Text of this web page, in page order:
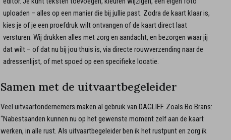
uploaden – alles op een manier die bij jullie past. Zodra de kaart klaar is,
kies je of je een proefdruk wilt ontvangen of de kaart direct laat
versturen. Wij drukken alles met zorg en aandacht, en bezorgen waar jij
dat wilt – of dat nu bij jou thuis is, via directe rouwverzending naar de
adressenlijst, of met spoed op een specifieke locatie.
Samen met de uitvaartbegeleider
Veel uitvaartondernemers maken al gebruik van DAGLIEF. Zoals Bo Brans:
“Nabestaanden kunnen nu op het gewenste moment zelf aan de kaart
werken, in alle rust. Als uitvaartbegeleider ben ik het rustpunt en zorg ik